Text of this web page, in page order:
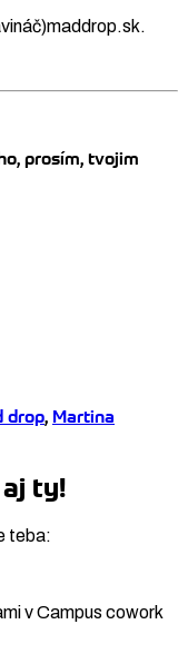
prosím, tvojim
drop, Martina
ty!
teba:
v Campus cowork